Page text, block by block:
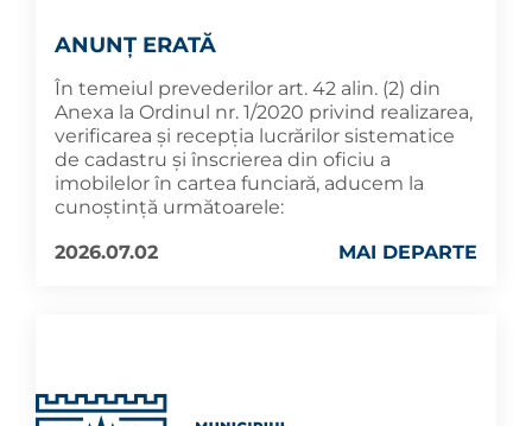
ANUNȚ ERATĂ
În temeiul prevederilor art. 42 alin. (2) din
Anexa la Ordinul nr. 1/2020 privind realizarea,
verificarea și recepția lucrărilor sistematice
de cadastru și înscrierea din oficiu a
imobilelor în cartea funciară, aducem la
cunoștință următoarele:
2026.07.02
MAI DEPARTE